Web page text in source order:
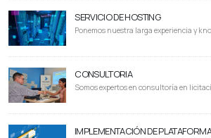
SERVICIO DE HOSTING
Ponemos nuestra larga experiencia y
CONSULTORIA
Somos expertos en consultoría en
IMPLEMENTACIÓN DE